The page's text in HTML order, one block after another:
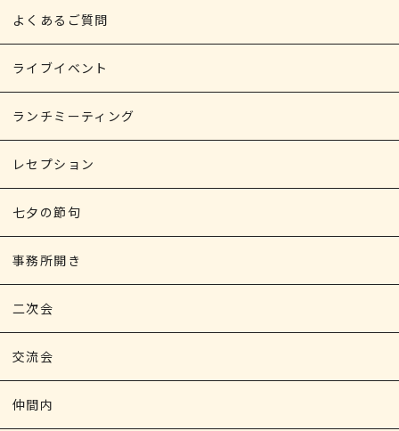
よくあるご質問
ライブイベント
ランチミーティング
レセプション
七夕の節句
事務所開き
二次会
交流会
仲間内